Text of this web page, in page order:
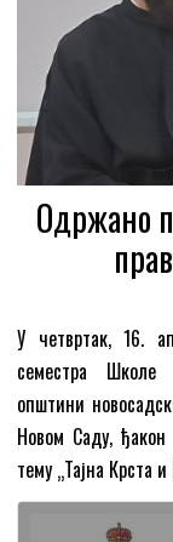
Одржано
У четвртак, 16.
семестра Школе
општини
Новом Саду,
тему „Тајна Крста